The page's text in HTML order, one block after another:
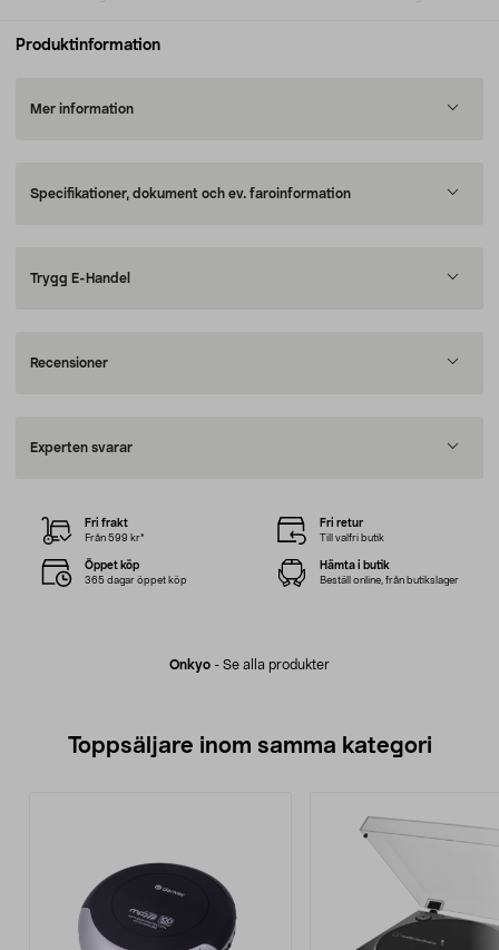
Produktinformation
Mer information
Specifikationer, dokument och ev. faroinformation
Trygg E-Handel
Recensioner
Experten svarar
Onkyo - Se alla produkter
Fri frakt
Från 599 kr*
Fri retur
Till valfri butik
Öppet köp
365 dagar öppet köp
Hämta i butik
Beställ online, från butikslager
Toppsäljare inom samma kategori